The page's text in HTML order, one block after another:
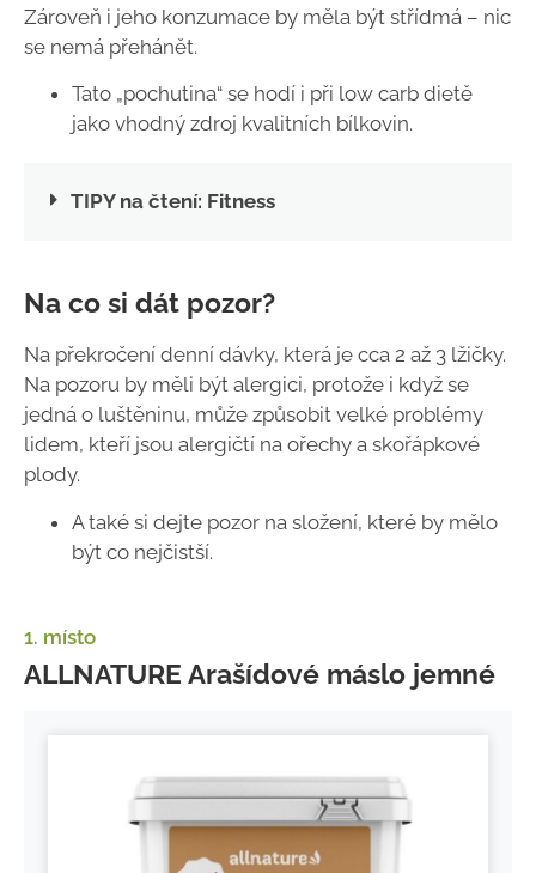
Zároveň i jeho konzumace by měla být střídmá – nic
se nemá přehánět.
Tato „pochutina“ se hodí i při low carb dietě
jako vhodný zdroj kvalitních bílkovin.
TIPY na čtení: Fitness
Na co si dát pozor?
Na překročení denní dávky, která je cca 2 až 3 lžičky.
Na pozoru by měli být alergici, protože i když se
jedná o luštěninu, může způsobit velké problémy
lidem, kteří jsou alergičtí na ořechy a skořápkové
plody.
A také si dejte pozor na složení, které by mělo
být co nejčistší.
1. místo
ALLNATURE Arašídové máslo jemné